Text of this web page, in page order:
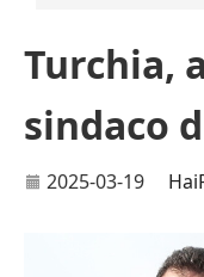
Turchia,
sindaco
2025-03-19